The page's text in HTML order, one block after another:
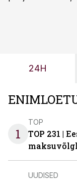
OÜ tegevjuht
24H
1
TOP
TOP 231 |
UUDISED